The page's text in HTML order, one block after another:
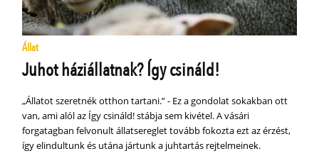
Állat
Juhot háziállatnak? Így csináld!
„Állatot szeretnék otthon tartani.” - Ez a gondolat sokakban ott
van, ami alól az Így csináld! stábja sem kivétel. A vásári
forgatagban felvonult állatsereglet tovább fokozta ezt az érzést,
így elindultunk és utána jártunk a juhtartás rejtelmeinek.